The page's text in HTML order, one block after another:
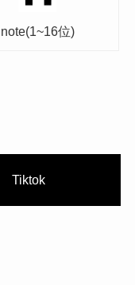
note(1~16位)
Tiktok